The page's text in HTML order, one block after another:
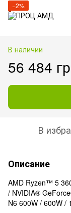
−2%
В наличии
56 484
В
Описание
AMD Ryzen™ 5
/ NVIDIA®
N6 600W / 600W /